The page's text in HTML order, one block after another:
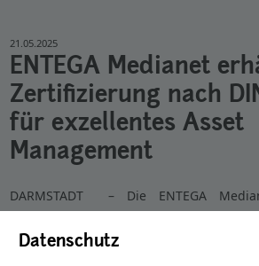
Datenschutz
21.05.2025
ENTEGA Medianet
Zertifizierung nach
für exzellentes Asset
Management
DARMSTADT – Die ENTEGA
renommierte Zertifizierung nach DIN
Managementsystem erhalten. Damit